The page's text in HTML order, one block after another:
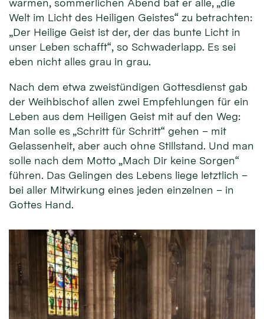
warmen, sommerlichen Abend bat er alle, „die
Welt im Licht des Heiligen Geistes“ zu betrachten:
„Der Heilige Geist ist der, der das bunte Licht in
unser Leben schafft“, so Schwaderlapp. Es sei
eben nicht alles grau in grau.
Nach dem etwa zweistündigen Gottesdienst gab
der Weihbischof allen zwei Empfehlungen für ein
Leben aus dem Heiligen Geist mit auf den Weg:
Man solle es „Schritt für Schritt“ gehen – mit
Gelassenheit, aber auch ohne Stillstand. Und man
solle nach dem Motto „Mach Dir keine Sorgen“
führen. Das Gelingen des Lebens liege letztlich –
bei aller Mitwirkung eines jeden einzelnen – in
Gottes Hand.